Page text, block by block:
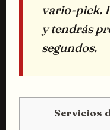
vario-pick.
y tendrás
segundos.
Servicios